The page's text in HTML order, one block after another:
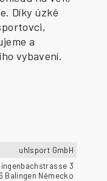
Díky úzké
a
vybavení.
uhlsport GmbH
3
Balingen Německo